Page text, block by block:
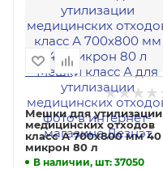
Мешки для утилизации
медицинских отходов
класс А 700х800 мм 40
микрон 80 л
В наличии, шт: 37050